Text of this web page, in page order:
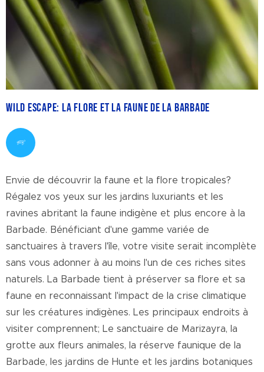
Wild Escape: La flore et la faune de la Barbade
Envie de découvrir la faune et la flore tropicales?
Régalez vos yeux sur les jardins luxuriants et les
ravines abritant la faune indigène et plus encore à la
Barbade. Bénéficiant d'une gamme variée de
sanctuaires à travers l'île, votre visite serait incomplète
sans vous adonner à au moins l'un de ces riches sites
naturels. La Barbade tient à préserver sa flore et sa
faune en reconnaissant l'impact de la crise climatique
sur les créatures indigènes. Les principaux endroits à
visiter comprennent; Le sanctuaire de Marizayra, la
grotte aux fleurs animales, la réserve faunique de la
Barbade, les jardins de Hunte et les jardins botaniques